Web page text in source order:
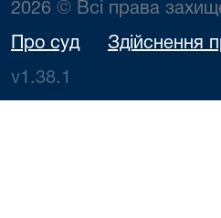
2026 © Всі права
Про суд Здійснення
v1.38.1